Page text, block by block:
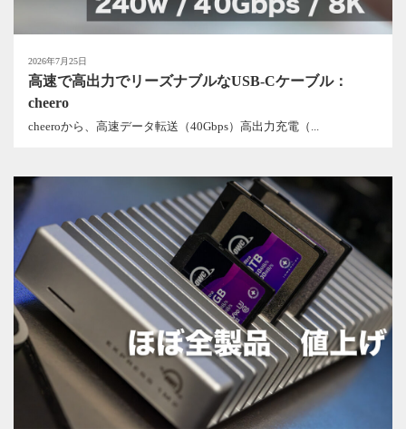
2026年7月25日
高速で高出力でリーズナブルなUSB-Cケーブル：
cheero
cheeroから、高速データ転送（40Gbps）高出力充電（...